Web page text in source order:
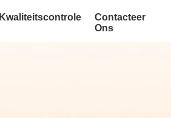
Kwaliteitscontrole
Contacteer
Ons